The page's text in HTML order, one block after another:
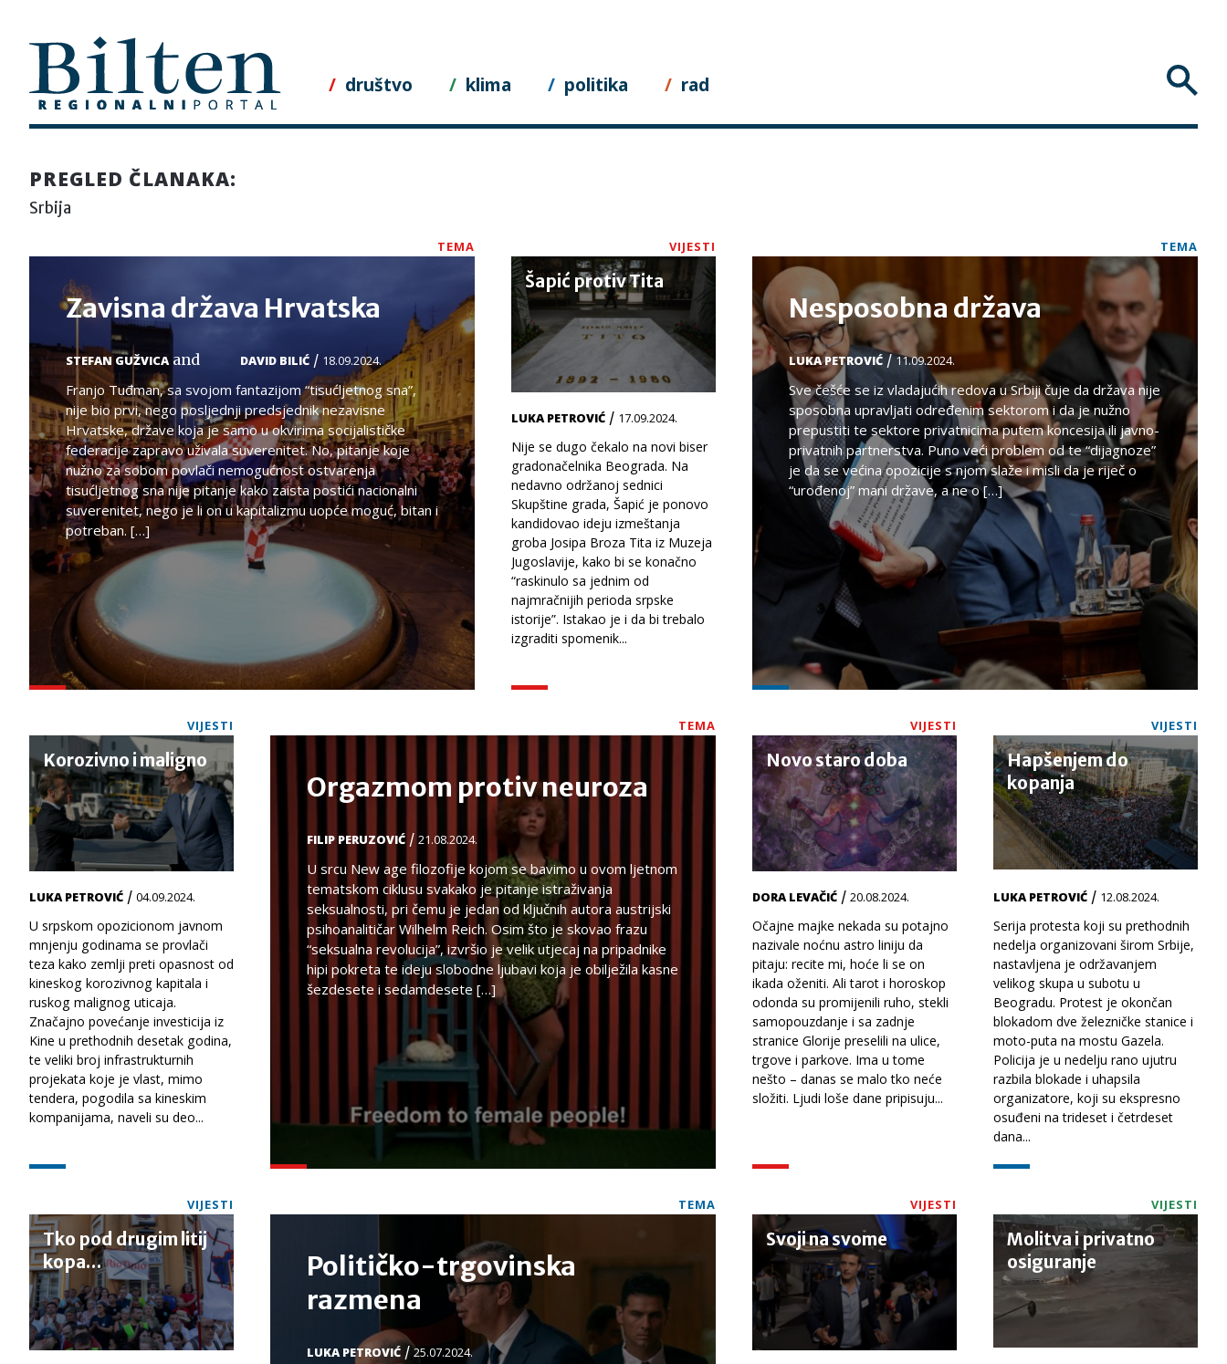
content
društvo klima politika rad
PREGLED ČLANAKA:
Srbija
TEMA
Zavisna država Hrvatska
STEFAN GUŽVICA and DAVID BILIĆ / 18.09.2024.
Franjo Tuđman, sa svojom fantazijom “tisućljetnog sna”,
nije bio prvi, nego posljednji predsjednik nezavisne
Hrvatske, države koja je samo u okvirima socijalističke
federacije zapravo uživala suverenitet. No, pitanje koje
nužno za sobom povlači nemogućnost ostvarenja
tisućljetnog sna nije pitanje kako zaista postići nacionalni
suverenitet, nego je li on u kapitalizmu uopće moguć, bitan i
potreban. […]
VIJESTI
Šapić protiv Tita
LUKA PETROVIĆ / 17.09.2024.
Nije se dugo čekalo na novi biser
gradonačelnika Beograda. Na
nedavno održanoj sednici
Skupštine grada, Šapić je ponovo
kandidovao ideju izmeštanja
groba Josipa Broza Tita iz Muzeja
Jugoslavije, kako bi se konačno
“raskinulo sa jednim od
najmračnijih perioda srpske
istorije”. Istakao je i da bi trebalo
izgraditi spomenik...
TEMA
Nesposobna država
LUKA PETROVIĆ/11.09.2024.
Sve češće se iz vladajućih redova u Srbiji čuje da država nije
sposobna upravljati određenim sektorom i da je nužno
prepustiti te sektore privatnicima putem koncesija ili javno-
privatnih partnerstva. Puno veći problem od te “dijagnoze”
je da se većina opozicije s njom slaže i misli da je riječ o
“urođenoj” mani države, a ne o […]
VIJESTI
Korozivno i maligno
LUKA PETROVIĆ / 04.09.2024.
U srpskom opozicionom javnom
mnjenju godinama se provlači
teza kako zemlji preti opasnost od
kineskog korozivnog kapitala i
ruskog malignog uticaja.
Značajno povećanje investicija iz
Kine u prethodnih desetak godina,
te veliki broj infrastrukturnih
projekata koje je vlast, mimo
tendera, pogodila sa kineskim
kompanijama, naveli su deo...
TEMA
Orgazmom protiv neuroza
FILIP PERUZOVIĆ / 21.08.2024.
U srcu New age filozofije kojom se bavimo u ovom ljetnom
tematskom ciklusu svakako je pitanje istraživanja
seksualnosti, pri čemu je jedan od ključnih autora austrijski
psihoanalitičar Wilhelm Reich. Osim što je skovao frazu
“seksualna revolucija”, izvršio je velik utjecaj na pripadnike
hipi pokreta te ideju slobodne ljubavi koja je obilježila kasne
šezdesete i sedamdesete […]
VIJESTI
Novo staro doba
DORA LEVAČIĆ / 20.08.2024.
Očajne majke nekada su potajno
nazivale noćnu astro liniju da
pitaju: recite mi, hoće li se on
ikada oženiti. Ali tarot i horoskop
odonda su promijenili ruho, stekli
samopouzdanje i sa zadnje
stranice Glorije preselili na ulice,
trgove i parkove. Ima u tome
nešto – danas se malo tko neće
složiti. Ljudi loše dane pripisuju...
VIJESTI
Hapšenjem do
kopanja
LUKA PETROVIĆ / 12.08.2024.
Serija protesta koji su prethodnih
nedelja organizovani širom Srbije,
nastavljena je održavanjem
velikog skupa u subotu u
Beogradu. Protest je okončan
blokadom dve železničke stanice i
moto-puta na mostu Gazela.
Policija je u nedelju rano ujutru
razbila blokade i uhapsila
organizatore, koji su ekspresno
osuđeni na trideset i četrdeset
dana...
VIJESTI
Tko pod drugim litij
kopa…
TEMA
Političko-trgovinska
razmena
LUKA PETROVIĆ /25.07.2024.
VIJESTI
Svoji na svome
VIJESTI
Molitva i privatno
osiguranje